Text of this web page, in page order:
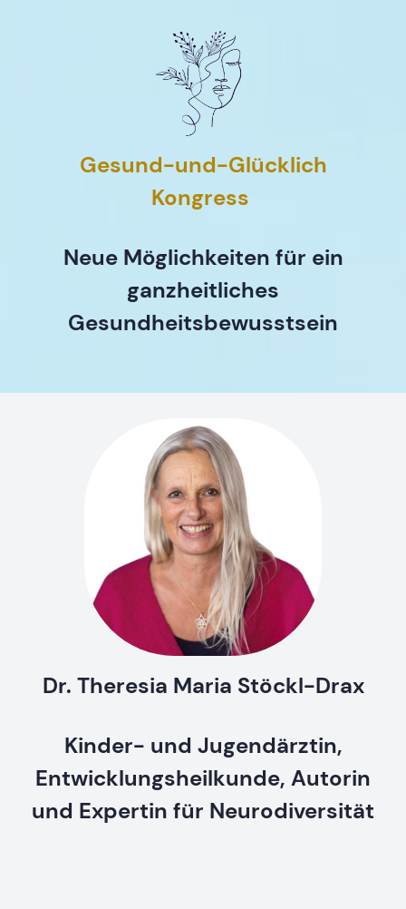
Gesund-und-Glücklich
Kongress
Neue Möglichkeiten für ein
ganzheitliches
Gesundheitsbewusstsein
Dr. Theresia Maria Stöckl-Drax
Kinder- und Jugendärztin,
Entwicklungsheilkunde, Autorin
und Expertin für Neurodiversität